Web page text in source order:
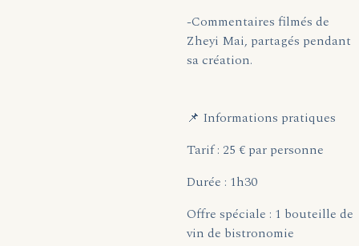
-Commentaires filmés de
Zheyi Mai, partagés pendant
sa création.
📌 Informations pratiques
Tarif : 25 € par personne
Durée : 1h30
Offre spéciale : 1 bouteille de
vin de bistronomie